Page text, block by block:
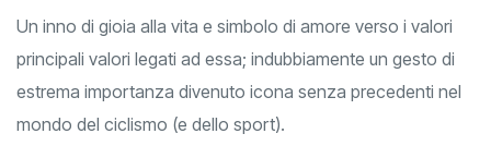
Un inno di gioia alla vita e simbolo di amore verso i valori
principali valori legati ad essa; indubbiamente un gesto di
estrema importanza divenuto icona senza precedenti nel